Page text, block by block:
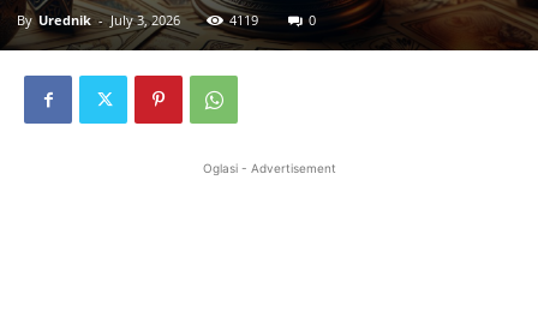
By Urednik - July 3, 2026 4119 0
Oglasi - Advertisement